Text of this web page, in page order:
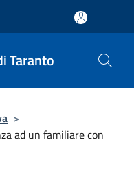
Taranto
>
ad un familiare con